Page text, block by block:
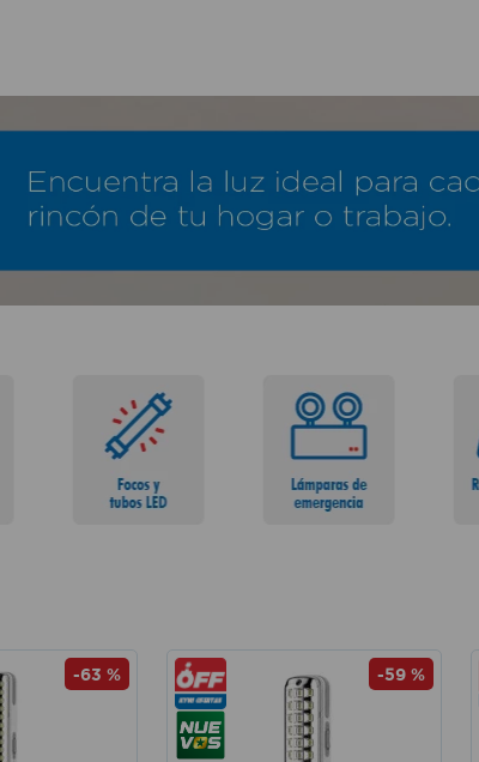
-63 % -59 %
TÉRMINOS MÁS BUSCADOS
1.
lamparas
2.
ducha
3.
silla
8.
10